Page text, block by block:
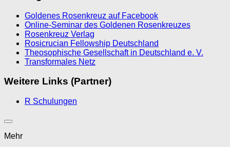
Goldenes Rosenkreuz auf Facebook
Online-Seminar des Goldenen Rosenkreuzes
Rosenkreuz Verlag
Rosicrucian Fellowship Deutschland
Theosophische Gesellschaft in Deutschland e. V.
Transformales Netz
Weitere Links (Partner)
R Schulungen
Mehr